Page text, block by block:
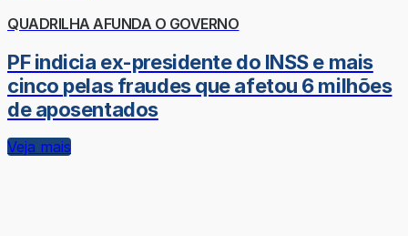
QUADRILHA AFUNDA O GOVERNO
PF indicia ex-presidente do INSS e mais
cinco pelas fraudes que afetou 6 milhões
de aposentados
Veja mais